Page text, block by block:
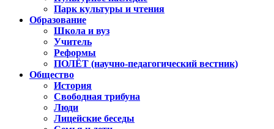
Парк культуры и чтения
Образование
Школа и вуз
Учитель
Реформы
ПОЛЁТ (научно-педагогический вестник)
Общество
История
Свободная трибуна
Люди
Лицейские беседы